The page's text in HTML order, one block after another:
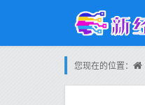
您现在的位置：